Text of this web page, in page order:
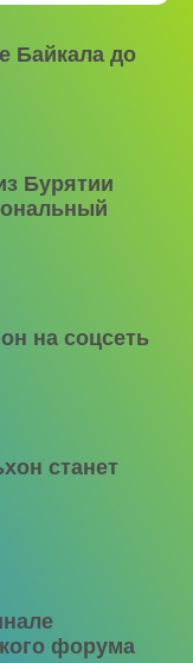
Байкала до
Бурятии
на соцсеть
станет
форума